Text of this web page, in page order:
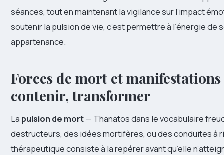
séances, tout en maintenant la vigilance sur l’impact
soutenir la pulsion de vie, c’est permettre à l’énergie
appartenance.
Forces de mort et
contenir, transformer
La pulsion de mort— Thanatos dans le vocabulaire
destructeurs, des idées mortifères, ou des conduites à
thérapeutique consiste à la repérer avant qu’elle